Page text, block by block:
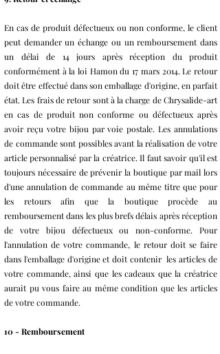
En cas de produit défectueux ou non conforme, le client
peut demander un échange ou un remboursement dans
un délai de 14 jours après réception du produit
conformément à la loi Hamon du 17 mars 2014. Le retour
doit être effectué dans son emballage d'origine, en parfait
état. Les frais de retour sont à la charge de Chrysalide-art
en cas de produit non conforme ou défectueux après
avoir reçu votre bijou par voie postale. Les annulations
de commande sont possibles avant la réalisation de votre
article personnalisé par la créatrice. Il faut savoir qu'il est
toujours nécessaire de prévenir la boutique par mail lors
d'une annulation de commande au même titre que pour
les retours afin que la boutique procède au
remboursement dans les plus brefs délais après réception
de votre bijou défectueux ou non-conforme. Pour
l'annulation de votre commande, le retour doit se faire
dans l'emballage d'origine et doit contenir les articles de
votre commande, ainsi que les cadeaux que la créatrice
aurait pu vous faire au même condition que les articles
de votre commande.
10 - Remboursement